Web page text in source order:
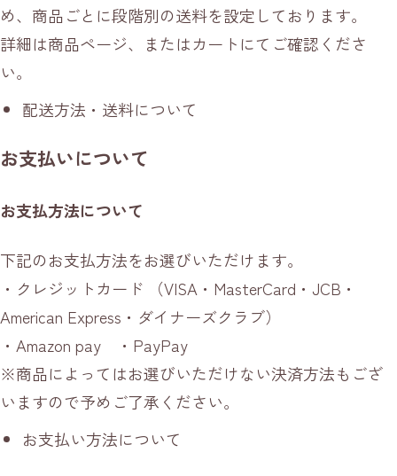
め、商品ごとに段階別の送料を設定しております。
詳細は商品ページ、またはカートにてご確認くださ
い。
配送方法・送料について
お支払いについて
お支払方法について
下記のお支払方法をお選びいただけます。
・クレジットカード （VISA・MasterCard・JCB・
American Express・ダイナーズクラブ）
・Amazon pay ・PayPay
※商品によってはお選びいただけない決済方法もござ
いますので予めご了承ください。
お支払い方法について